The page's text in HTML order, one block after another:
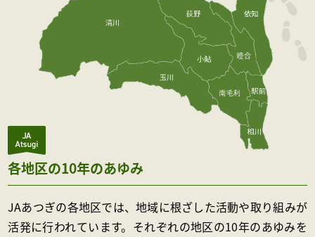
各地区の10年のあゆみ
JAあつぎの各地区では、地域に根ざした活動や取り組みが
活発に行われています。それぞれの地区の10年のあゆみを